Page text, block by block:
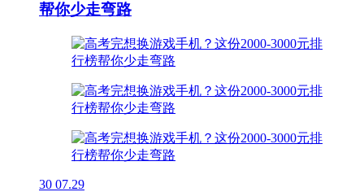
帮你少走弯路
30 07.29